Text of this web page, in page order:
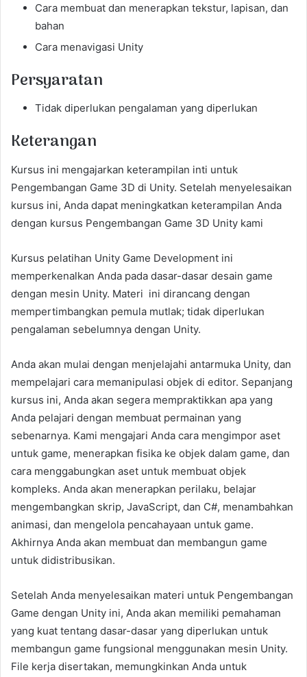
Cara membuat dan menerapkan tekstur, lapisan, dan
bahan
Cara menavigasi Unity
Persyaratan
Tidak diperlukan pengalaman yang diperlukan
Keterangan
Kursus ini mengajarkan keterampilan inti untuk
Pengembangan Game 3D di Unity. Setelah menyelesaikan
kursus ini, Anda dapat meningkatkan keterampilan Anda
dengan kursus Pengembangan Game 3D Unity kami
Kursus pelatihan Unity Game Development ini
memperkenalkan Anda pada dasar-dasar desain game
dengan mesin Unity. Materi ini dirancang dengan
mempertimbangkan pemula mutlak; tidak diperlukan
pengalaman sebelumnya dengan Unity.
Anda akan mulai dengan menjelajahi antarmuka Unity, dan
mempelajari cara memanipulasi objek di editor. Sepanjang
kursus ini, Anda akan segera mempraktikkan apa yang
Anda pelajari dengan membuat permainan yang
sebenarnya. Kami mengajari Anda cara mengimpor aset
untuk game, menerapkan fisika ke objek dalam game, dan
cara menggabungkan aset untuk membuat objek
kompleks. Anda akan menerapkan perilaku, belajar
mengembangkan skrip, JavaScript, dan C#, menambahkan
animasi, dan mengelola pencahayaan untuk game.
Akhirnya Anda akan membuat dan membangun game
untuk didistribusikan.
Setelah Anda menyelesaikan materi untuk Pengembangan
Game dengan Unity ini, Anda akan memiliki pemahaman
yang kuat tentang dasar-dasar yang diperlukan untuk
membangun game fungsional menggunakan mesin Unity.
File kerja disertakan, memungkinkan Anda untuk